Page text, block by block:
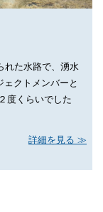
れた水路で、湧水
クトメンバーと
度くらいでした
詳細を見る